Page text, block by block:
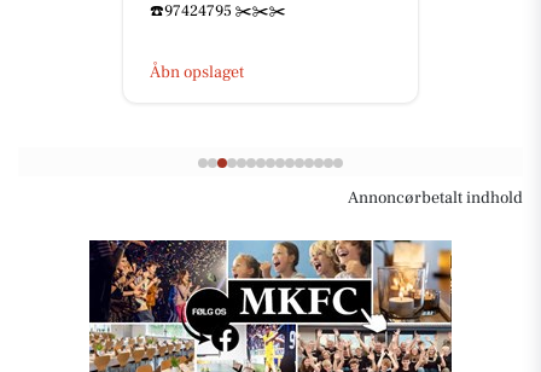
☎️97424795 ✂️✂️✂️
Åbn opslaget
Annoncørbetalt indhold